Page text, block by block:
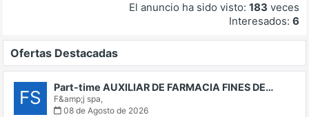
El anuncio ha sido visto: 183 veces
Interesados: 6
Ofertas Destacadas
FS Part-time AUXILIAR DE FARMACIA FINES DE…
F&amp;j spa,
08 de Agosto de 2026